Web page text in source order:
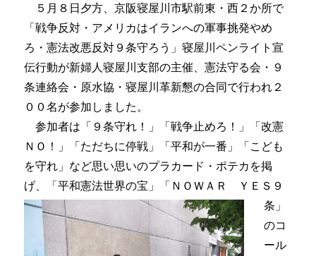
５月８日夕方、京阪寝屋川市駅前東・西２か所で
「戦争反対・アメリカはイランへの軍事挑発やめ
ろ・憲法改悪反対９条守ろう」寝屋川ペンライト宣
伝行動が新婦人寝屋川支部の主催、憲法守る会・９
条連絡会・原水協・寝屋川革新懇の合同で行われ２
００名が参加しました。
参加者は「９条守れ！」「戦争止めろ！」「改憲
ＮＯ！」「ただちに停戦」「平和が一番」「こども
を守れ」など思い思いのプラカード・ポテカを掲
げ、「平和憲法世界の宝」「ＮＯＷＡＲ Ｙ ＥＳ９
条」
のコ
ール